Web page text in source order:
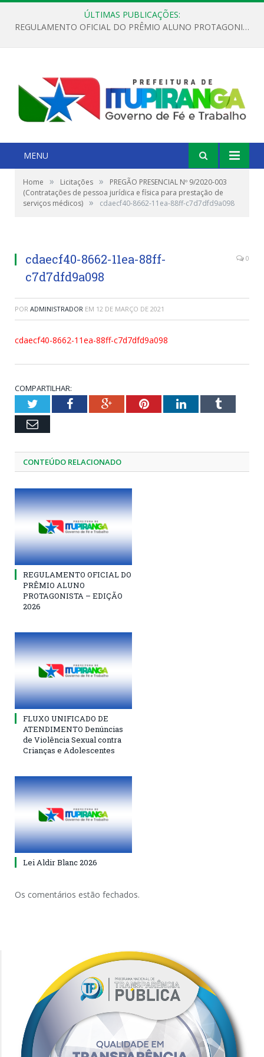
ÚLTIMAS PUBLICAÇÕES:
REGULAMENTO OFICIAL DO PRÊMIO ALUNO PROTAGONISTA – EDIÇÃO 2026
MENU
Home » Licitações »
PREGÃO PRESENCIAL Nº 9/2020-003
(Contratações de pessoa jurídica e física para prestação de
serviços médicos) » cdaecf40-8662-11ea-88ff-c7d7dfd9a098
cdaecf40-8662-11ea-88ff-
c7d7dfd9a098
0
POR ADMINISTRADOR EM 12 DE MARÇO DE 2021
cdaecf40-8662-11ea-88ff-c7d7dfd9a098
COMPARTILHAR:
TwitterFacebookGoogle+PinterestLinkedInTumblr
Email
CONTEÚDO RELACIONADO
REGULAMENTO OFICIAL DO
PRÊMIO ALUNO
PROTAGONISTA – EDIÇÃO
2026
FLUXO UNIFICADO DE
ATENDIMENTO Denúncias
de Violência Sexual contra
Crianças e Adolescentes
Lei Aldir Blanc 2026
Os comentários estão fechados.